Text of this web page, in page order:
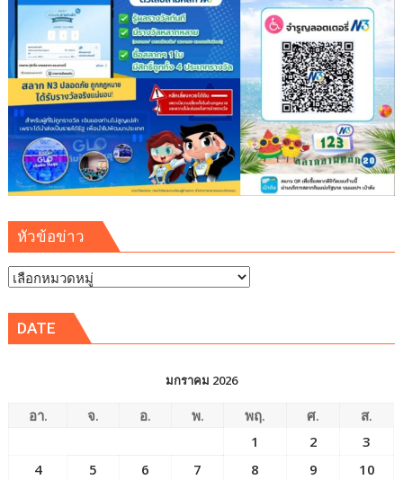
หัวข้อข่าว
หัวข้อ
DATE
มกราคม 2026
อา. จ. อ. พ. พฤ. ศ.
ส.
1
2
3
4
5 6 7 8 9
10